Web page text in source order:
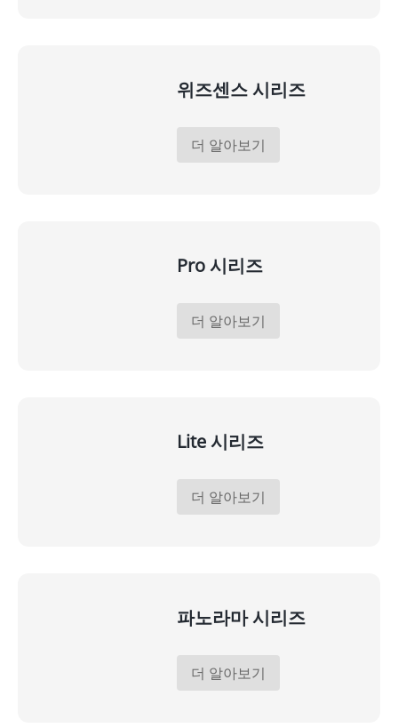
위즈센스 시리즈
더 알아보기
Pro 시리즈
더 알아보기
Lite 시리즈
더 알아보기
파노라마 시리즈
더 알아보기